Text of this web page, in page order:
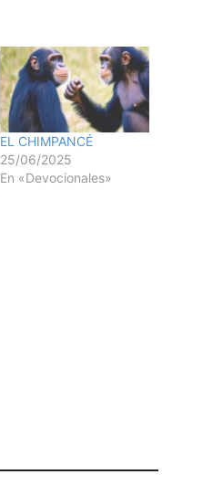
EL CHIMPANCÉ
25/06/2025
En «Devocionales»